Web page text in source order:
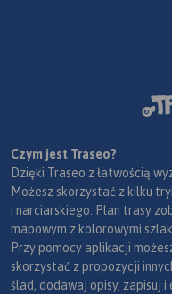
Czym jest Traseo?
Dzięki Traseo z łatwością
Możesz skorzystać z kilku
i narciarskiego. Plan trasy
mapowym z kolorowymi
Przy pomocy aplikacji
skorzystać z propozycji
ślad, dodawaj opisy, zapisuj